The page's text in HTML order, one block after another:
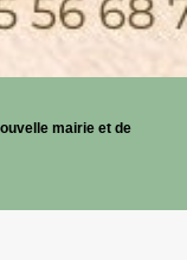
mairie et de